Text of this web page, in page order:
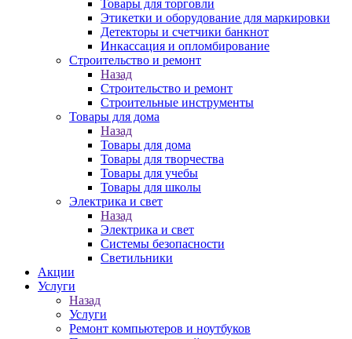
Товары для торговли
Этикетки и оборудование для маркировки
Детекторы и счетчики банкнот
Инкассация и опломбирование
Строительство и ремонт
Назад
Строительство и ремонт
Строительные инструменты
Товары для дома
Назад
Товары для дома
Товары для творчества
Товары для учебы
Товары для школы
Электрика и свет
Назад
Электрика и свет
Системы безопасности
Светильники
Акции
Услуги
Назад
Услуги
Ремонт компьютеров и ноутбуков